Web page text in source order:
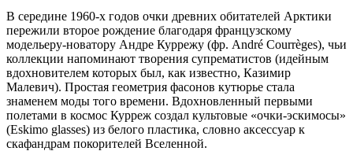
В середине 1960-х годов очки древних обитателей Арктики
пережили второе рождение благодаря французскому
модельеру-новатору Андре Куррежу (фр. André Courrèges), чьи
коллекции напоминают творения супрематистов (идейным
вдохновителем которых был, как известно, Казимир
Малевич). Простая геометрия фасонов кутюрье стала
знаменем моды того времени. Вдохновленный первыми
полетами в космос Курреж создал культовые «очки-эскимосы»
(Eskimo glasses) из белого пластика, словно аксессуар к
скафандрам покорителей Вселенной.